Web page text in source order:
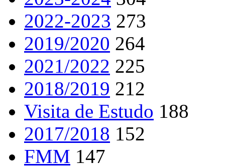
2022-2023 273
2019/2020 264
2021/2022 225
2018/2019 212
Visita de Estudo 188
2017/2018 152
FMM 147